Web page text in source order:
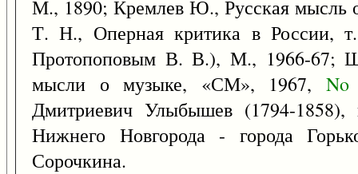
М., 1890; Кремлев Ю., Русская мысль
Т. Н., Оперная критика в России,
Протопоповым В. В.), М., 1966-67;
мысли о музыке, «СМ», 1967, No
Дмитриевич Улыбышев (1794-
Нижнего Новгорода - города
Сорочкина.